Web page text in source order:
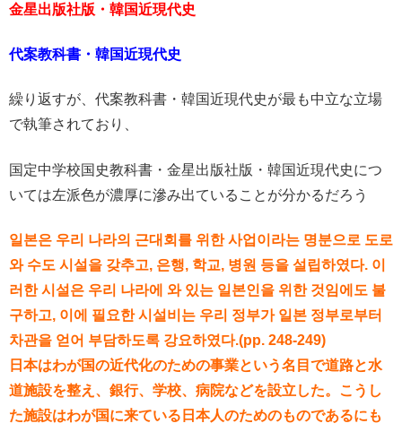
金星出版社版・韓国近現代史
代案教科書・韓国近現代史
繰り返すが、代案教科書・韓国近現代史が最も中立な立場
で執筆されており、
国定中学校国史教科書・金星出版社版・韓国近現代史につ
いては左派色が濃厚に滲み出ていることが分かるだろう
일본은 우리 나라의 근대회를 위한 사업이라는 명분으로 도로
와 수도 시설을 갖추고, 은행, 학교, 병원 등을 설립하였다. 이
러한 시설은 우리 나라에 와 있는 일본인을 위한 것임에도 불
구하고, 이에 필요한 시설비는 우리 정부가 일본 정부로부터
차관을 얻어 부담하도록 강요하였다.(pp. 248-249)
日本はわが国の近代化のための事業という名目で道路と水
道施設を整え、銀行、学校、病院などを設立した。こうし
た施設はわが国に来ている日本人のためのものであるにも